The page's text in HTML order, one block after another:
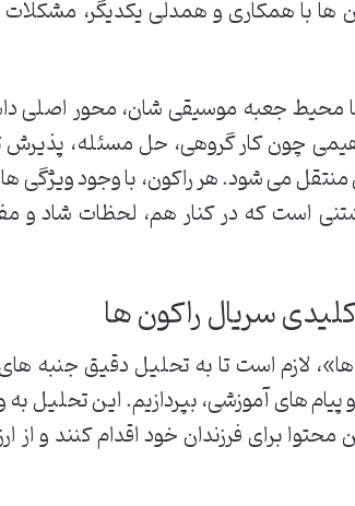
ها با همکاری و همدلی یکدیگر، مشکلات
با محیط جعبه موسیقی شان، محور اصلی
چون کار گروهی، حل مسئله،
می شود. هر راکون، با وجود ویژگی
است که در کنار هم، لحظات شاد و
سریال راکون ها
ها»، لازم است تا به تحلیل دقیق جنبه
های آموزشی، بپردازیم. این تحلیل
برای فرزندان خود اقدام کنند و از